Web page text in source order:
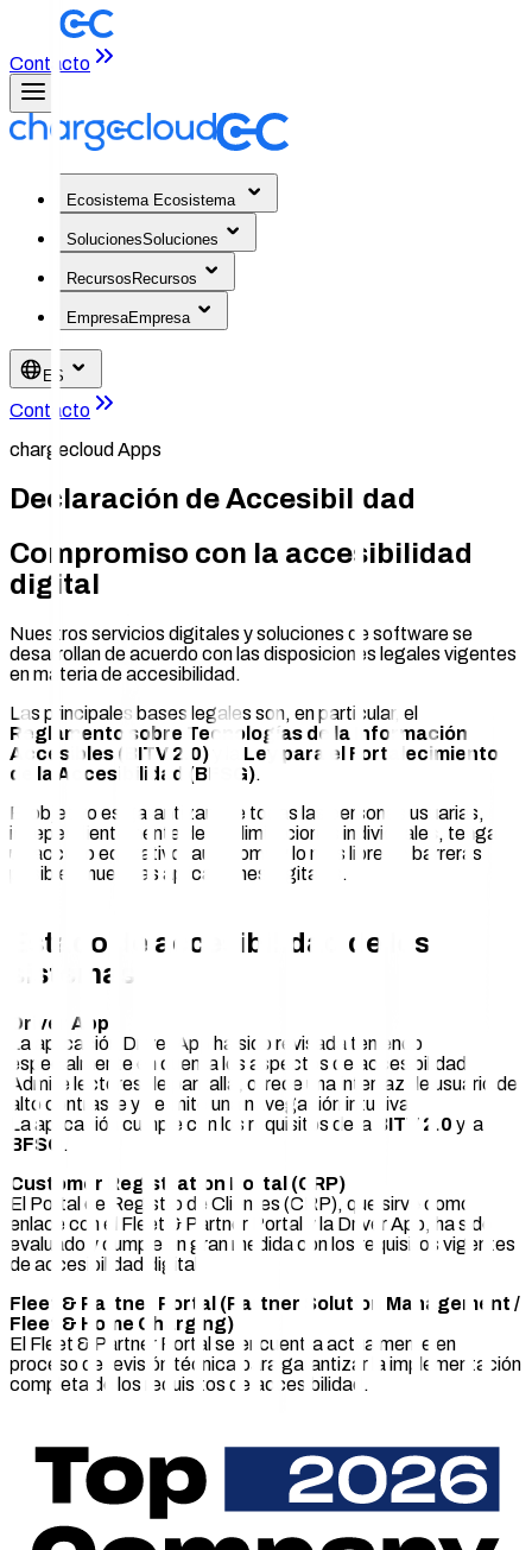
Contacto
Ecosistema Ecosistema
SolucionesSoluciones
Recursos Recursos
EmpresaEmpresa
ES
Contacto
chargecloud Apps
Declaración de Accesibilidad
Compromiso con la accesibilidad
digital
Nuestros servicios digitales y soluciones de software se
desarrollan de acuerdo con las disposiciones legales vigentes
en materia de accesibilidad.
Las principales bases legales son, en particular, el
Reglamento sobre Tecnologías de la Información
Accesibles (BITV 2.0)
Ley para el Fortalecimiento
de la Accesibilidad (BFSG).
El objetivo es garantizar que todas las personas usuarias,
independientemente de sus limitaciones individuales, tengan
un acceso equitativo, autónomo y lo más libre de barreras
posible a nuestras aplicaciones digitales.
Estado de accesibilidad de los
sistemas
Driver App
La aplicación Driver App ha sido revisada teniendo
especialmente en cuenta los aspectos de accesibilidad.
Admite lectores de pantalla, ofrece una interfaz de usuario de
alto contraste y permite una navegación intuitiva.
La aplicación cumple con los requisitos de la
BITV 2.0 y la
BFSG
.
Customer Registration Portal (CRP)
El Portal de Registro de Clientes (CRP), que sirve como
enlace con el Fleet & Partner Portal y la Driver App, ha sido
evaluado y cumple en gran medida con los requisitos vigentes
de accesibilidad digital.
Fleet & Partner Portal (Partner Solution Management /
Fleet & Home Charging)
El Fleet & Partner Portal se encuentra actualmente en
proceso de revisión técnica para garantizar la implementación
completa de los requisitos de accesibilidad.
finalizado para finales de 2025.
Estado de la declaración